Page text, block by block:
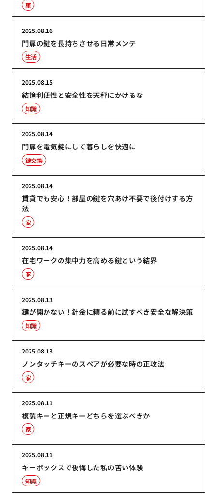
車
門扉の鍵を長持ちさせる日常メンテ
2025.08.16
生活
結論利便性と安全性を天秤にかけるな
2025.08.15
知識
門扉を電気錠にして暮らしを快適に
2025.08.14
鍵交換
賃貸でも安心！部屋の鍵を穴あけ不要で後付けする方
法
2025.08.14
家
在宅ワークの集中力を高める鍵という結界
2025.08.14
家
鍵が開かない！針金に頼る前に試すべき安全な解決策
2025.08.13
知識
ノンタッチキーのスペアが必要な時の正攻法
2025.08.13
家
複製キーと正規キーどちらを選ぶべきか
2025.08.11
家
キーボックスで後悔した私の苦い体験
2025.08.11
知識